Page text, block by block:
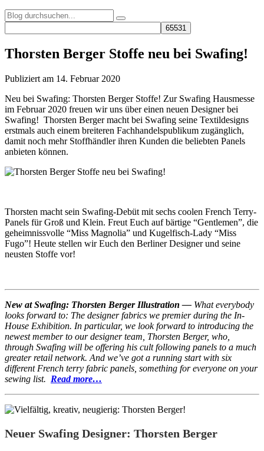
Thorsten Berger Stoffe neu bei Swafing!
Publiziert am 14. Februar 2020
Neu bei Swafing: Thorsten Berger Stoffe! Zur Swafing Hausmesse
im Februar 2020 freuen wir uns über einen neuen Designer bei
Swafing! Thorsten Berger macht bei Swafing seine Textildesigns
erstmals auch einem breiteren Fachhandelspublikum zugänglich,
damit noch mehr Stoffhändler ihren Kunden die beliebten Panels
anbieten können.
Thorsten macht sein Swafing-Debüt mit sechs coolen French Terry-
Panels für Groß und Klein. Freut Euch auf bärtige “Gentlemen”, die
geheimnissvolle “Miss Magnolia” und Kugelfisch-Lady “Miss
Fugo”! Heute stellen wir Euch den Berliner Designer und seine
neusten Stoffe vor!
New at Swafing: Thorsten Berger Illustration — What everybody
looks forward to: The designer fabrics we premier during the In-
House Exhibition. In particular, we look forward to introducing the
newest member to our designer team, Thorsten Berger, who,
through Swafing will be offering his cult following panels to a much
greater retail network. And we’ve got a running start with six
different French terry fabric panels, something for everyone on your
sewing list. Read more…
Neuer Swafing Designer: Thorsten Berger